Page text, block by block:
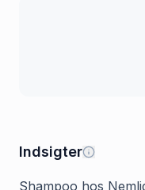
Indsigter
Shampoo hos